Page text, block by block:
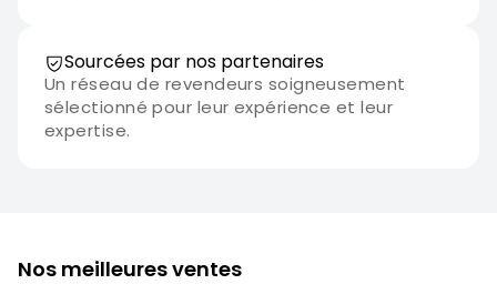
Sourcées par nos partenaires
Un réseau de revendeurs soigneusement
sélectionné pour leur expérience et leur
expertise.
Nos meilleures ventes